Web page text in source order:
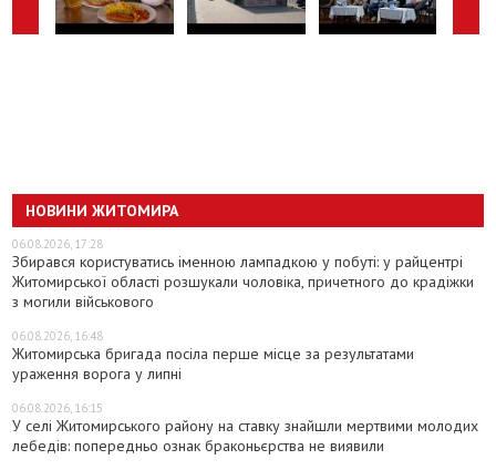
НОВИНИ ЖИТОМИРА
06.08.2026, 17:28
Збирався користуватись іменною лампадкою у побуті: у райцентрі
Житомирської області розшукали чоловіка, причетного до крадіжки
з могили військового
06.08.2026, 16:48
Житомирська бригада посіла перше місце за результатами
ураження ворога у липні
06.08.2026, 16:15
У селі Житомирського району на ставку знайшли мертвими молодих
лебедів: попередньо ознак браконьєрства не виявили